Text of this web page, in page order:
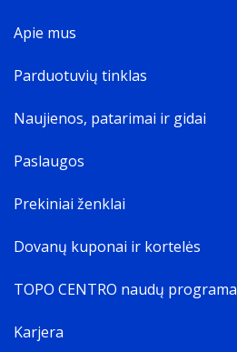
Apie mus
Parduotuvių tinklas
Naujienos, patarimai ir gidai
Paslaugos
Prekiniai ženklai
Dovanų kuponai ir kortelės
TOPO CENTRO naudų programa
Karjera